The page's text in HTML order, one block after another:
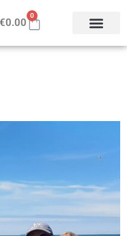
€0.00
0